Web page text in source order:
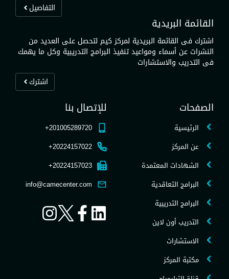
التفاصيل
القائمة البريدية
اشترك فى القائمة البريدية لمركز كيم لتحصل على العديد من
النشرات عن أسماء ومواعيد تنفيذ البرامج التدريبية وكل ما يهمك
فى التدريب والاستشارات
اشترك
الصفحات
الرئيسية
عن المركز
الشهادات المعتمدة
البرامج التعاقدية
البرامج التدريبية
التدريب أون لاين
الاستشارات
مكتبة المركز
للإتصال بنا
201005289720+
20224157022+
20224157023+
info@camecenter.com